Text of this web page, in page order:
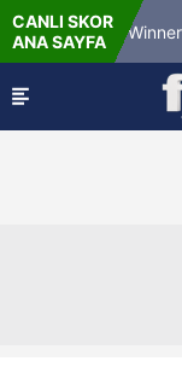
CANLI SKOR
ANA SAYFA
12 Winner